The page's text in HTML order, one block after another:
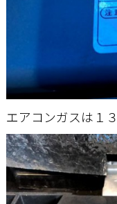
エアコンガスは１